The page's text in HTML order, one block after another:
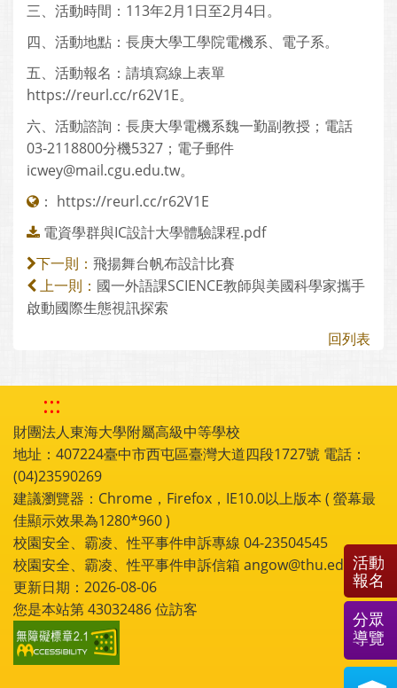
三、活動時間：113年2月1日至2月4日。
四、活動地點：長庚大學工學院電機系、電子系。
五、活動報名：請填寫線上表單
https://reurl.cc/r62V1E。
六、活動諮詢：長庚大學電機系魏一勤副教授；電話
03-2118800分機5327；電子郵件
icwey@mail.cgu.edu.tw。
： https://reurl.cc/r62V1E
電資學群與IC設計大學體驗課程.pdf
下一則： 飛揚舞台帆布設計比賽
上一則： 國一外語課SCIENCE教師與美國科學家攜手
啟動國際生態視訊探索
回列表
:::
財團法人東海大學附屬高級中等學校
地址：407224臺中市西屯區臺灣大道四段1727號 電話：
(04)23590269
建議瀏覽器：Chrome，Firefox，IE10.0以上版本 ( 螢幕最
佳顯示效果為1280*960 )
校園安全、霸凌、性平事件申訴專線 04-23504545
校園安全、霸凌、性平事件申訴信箱 angow@thu.edu.tw
更新日期：2026-08-06
您是本站第43032486位訪客
活動
報名
分眾
導覽